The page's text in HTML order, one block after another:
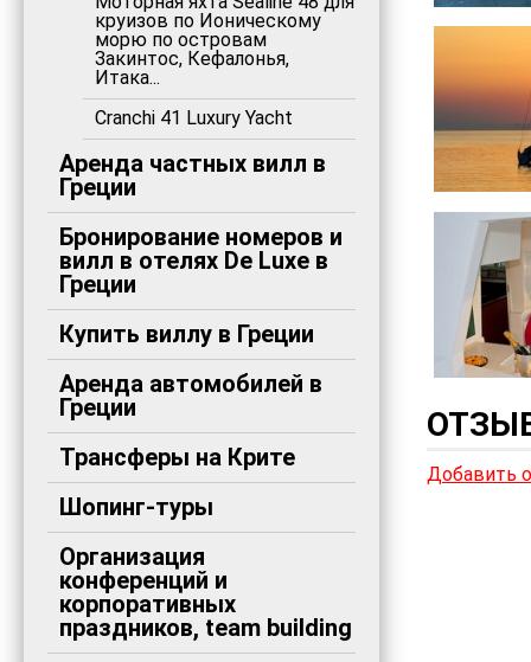
круизов по Ионическому
морю по островам
Закинтос, Кефалонья,
Итака...
Cranchi 41 Luxury Yacht
Аренда частных вилл в
Греции
Бронирование номеров и
вилл в отелях De Luxe в
Греции
Купить виллу в Греции
Аренда автомобилей в
Греции
Трансферы на Крите
Шопинг-туры
Организация
конференций и
корпоративных
праздников, team building
Добавить